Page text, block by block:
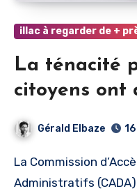
illac à regarder de +
La ténacité
citoyens ont
aux
Gérald Elbaze
La Commission d’Accès aux Documents
Administratifs